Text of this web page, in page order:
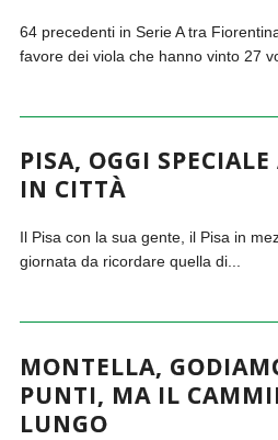
64 precedenti in Serie A tra
favore dei viola che hanno vinto 27
PISA, OGGI
IN CITTÀ
Il Pisa con la sua gente, il Pisa in
giornata da ricordare quella di...
MONTELLA,
PUNTI, MA IL
LUNGO